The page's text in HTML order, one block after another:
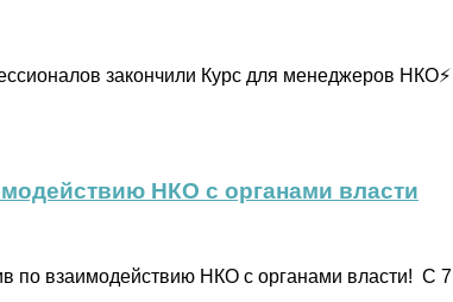
закончили Курс для менеджеров
НКО с органами власти
по взаимодействию НКО с органами власти! ️ С